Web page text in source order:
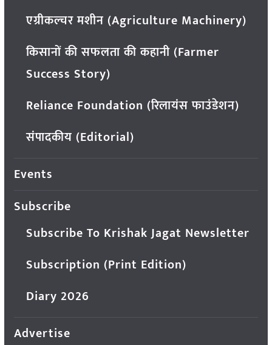
एग्रीकल्चर मशीन (Agriculture Machinery)
किसानों की सफलता की कहानी (Farmer
Success Story)
Reliance Foundation (रिलायंस फाउंडेशन)
संपादकीय (Editorial)
Events
Subscribe
Subscribe To Krishak Jagat Newsletter
Subscription (Print Edition)
Diary 2026
Advertise